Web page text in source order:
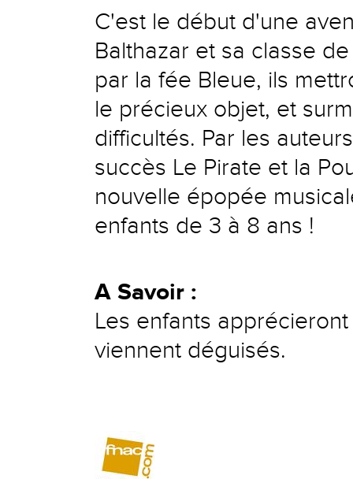
C'est le début d'une
Balthazar et sa classe
par la fée Bleue, ils
le précieux objet, et
difficultés. Par les
succès Le Pirate et la
nouvelle épopée
enfants de 3 à 8 ans !
A Savoir :
Les enfants
viennent déguisés.